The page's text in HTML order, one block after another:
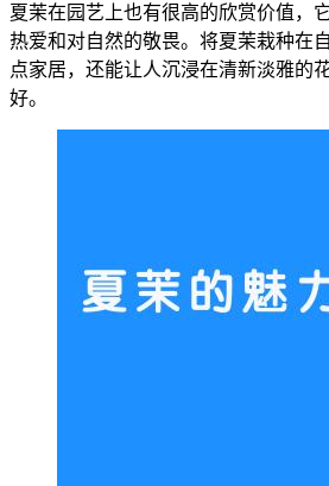
夏茉在园艺上也有很高的欣赏价值，
热爱和对自然的敬畏。将夏茉栽种在
点家居，还能让人沉浸在清新淡雅的
好。